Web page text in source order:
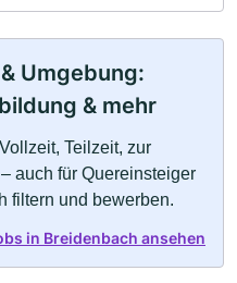
Umgebung:
& mehr
Teilzeit, zur
auch für Quereinsteiger
filtern und bewerben.
in Breidenbach ansehen